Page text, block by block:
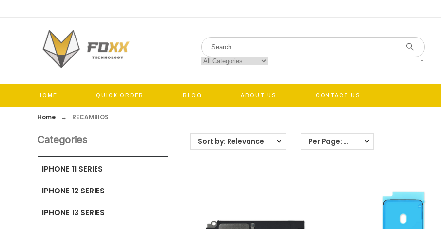
HOME QUICK ORDER BLOG ABOUT US CONTACT US
Home RECAMBIOS
Categories
IPHONE 11 SERIES
IPHONE 12 SERIES
IPHONE 13 SERIES
Sort by: Relevance Per Page: 40